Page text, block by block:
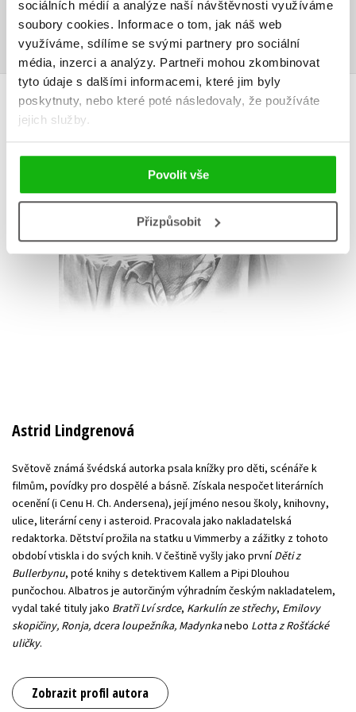
sociálních médií a analýze naší návštěvnosti využíváme
soubory cookies. Informace o tom, jak náš web
využíváme, sdílíme se svými partnery pro sociální
média, inzerci a analýzy. Partneři mohou zkombinovat
tyto údaje s dalšími informacemi, které jim byly
poskytnuty, nebo které poté následovaly, že používáte
jejich služby.
Povolit vše
Přizpůsobit
Přihlásit
AUTOR KNIHY
Astrid Lindgrenová
Světově známá švédská autorka psala knížky pro děti, scénáře k
filmům, povídky pro dospělé a básně. Získala nespočet literárních
ocenění (i Cenu H. Ch. Andersena), její jméno nesou školy, knihovny,
ulice, literární ceny i asteroid. Pracovala jako nakladatelská
redaktorka. Dětství prožila na statku u Vimmerby a zážitky z tohoto
období vtiskla i do svých knih. V češtině vyšly jako prvníDěti z
Bullerbynu, poté knihy s detektivem Kallem a Pipi Dlouhou
punčochou. Albatros je autorčiným výhradním českým nakladatelem,
vydal také tituly jako Bratři Lví srdce, Karkulín ze střechy, Emilovy
skopičiny, Ronja, dcera loupežníka, Madynkanebo Lotta z Rošťácké
uličky.
Zobrazit profil autora